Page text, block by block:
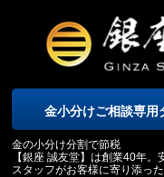
金小分けご相談専用
金の小分け分割で節税
【銀座 誠友堂】は創業40年
スタッフがお客様に寄り添っ